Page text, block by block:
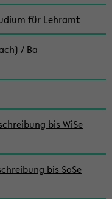
für Lehramt
/ Ba
bis WiSe
bis SoSe